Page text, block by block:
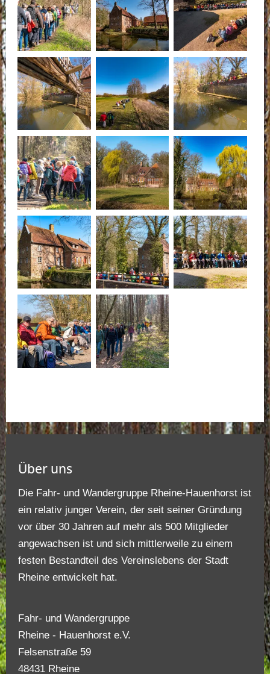
Über uns
Die Fahr- und Wandergruppe Rheine-Hauenhorst ist
ein relativ junger Verein, der seit seiner Gründung
vor über 30 Jahren auf mehr als 500 Mitglieder
angewachsen ist und sich mittlerweile zu einem
festen Bestandteil des Vereinslebens der Stadt
Rheine entwickelt hat.
Fahr- und Wandergruppe
Rheine - Hauenhorst e.V.
Felsenstraße 59
48431 Rheine